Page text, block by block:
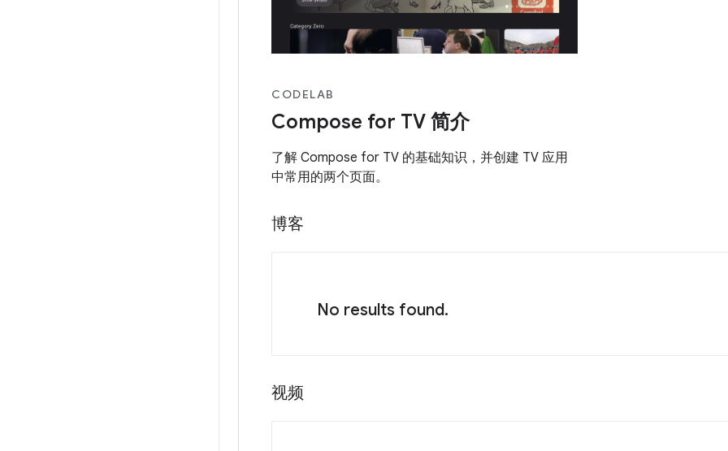
CODELAB
Compose for TV 简介
了解 Compose for TV 的基础知识，并创建 TV 应用
中常用的两个页面。
博客
No results found.
视频